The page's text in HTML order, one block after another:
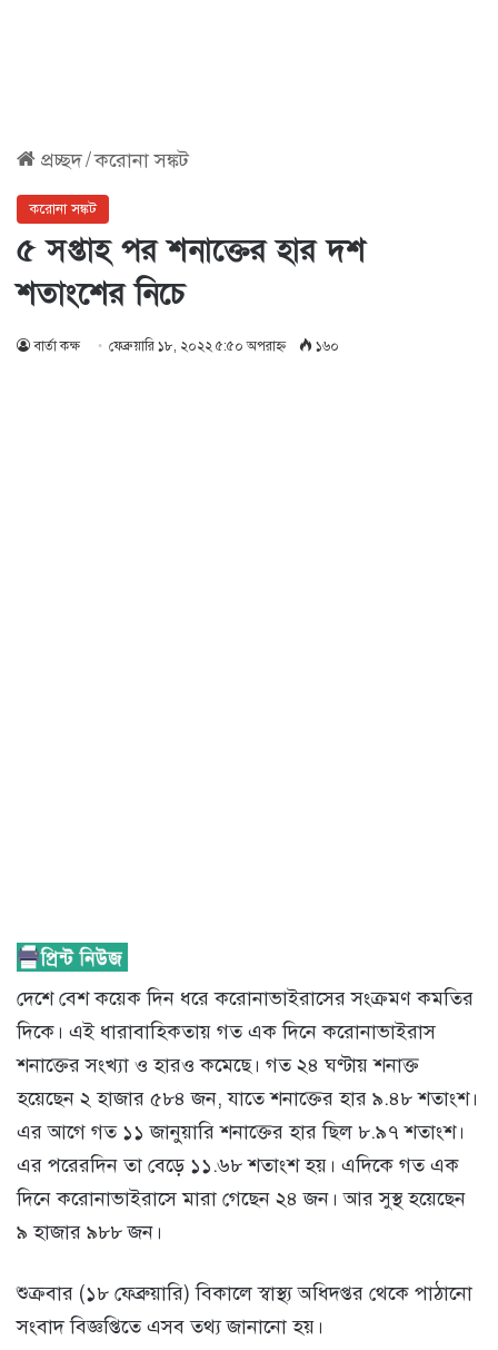
প্রচ্ছদ/করোনা সঙ্কট
করোনা সঙ্কট
৫ সপ্তাহ পর শনাক্তের হার দশ
শতাংশের নিচে
বার্তা কক্ষ ফেব্রুয়ারি ১৮, ২০২২ ৫:৫০ অপরাহ্ণ ১৬০
দেশে বেশ কয়েক দিন ধরে করোনাভাইরাসের সংক্রমণ কমতির
দিকে। এই ধারাবাহিকতায় গত এক দিনে করোনাভাইরাস
শনাক্তের সংখ্যা ও হারও কমেছে। গত ২৪ ঘণ্টায় শনাক্ত
হয়েছেন ২ হাজার ৫৮৪ জন, যাতে শনাক্তের হার ৯.৪৮ শতাংশ।
এর আগে গত ১১ জানুয়ারি শনাক্তের হার ছিল ৮.৯৭ শতাংশ।
এর পরেরদিন তা বেড়ে ১১.৬৮ শতাংশ হয়। এদিকে গত এক
দিনে করোনাভাইরাসে মারা গেছেন ২৪ জন। আর সুস্থ হয়েছেন
৯ হাজার ৯৮৮ জন।
শুক্রবার (১৮ ফেব্রুয়ারি) বিকালে স্বাস্থ্য অধিদপ্তর থেকে পাঠানো
সংবাদ বিজ্ঞপ্তিতে এসব তথ্য জানানো হয়।